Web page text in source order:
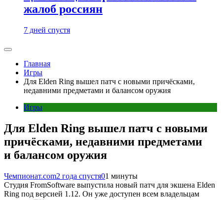
жалоб россиян
7 дней спустя
Главная
Игры
Для Elden Ring вышел патч с новыми причёсками,
недавними предметами и балансом оружия
Игры
Для Elden Ring вышел патч с новыми
причёсками, недавними предметами
и балансом оружия
Чемпионат.com2 года спустя01 минуты
Студия FromSoftware выпустила новый патч для экшена Elden
Ring под версией 1.12. Он уже доступен всем владельцам